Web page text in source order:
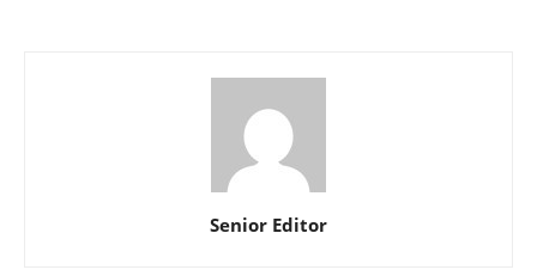
Senior Editor